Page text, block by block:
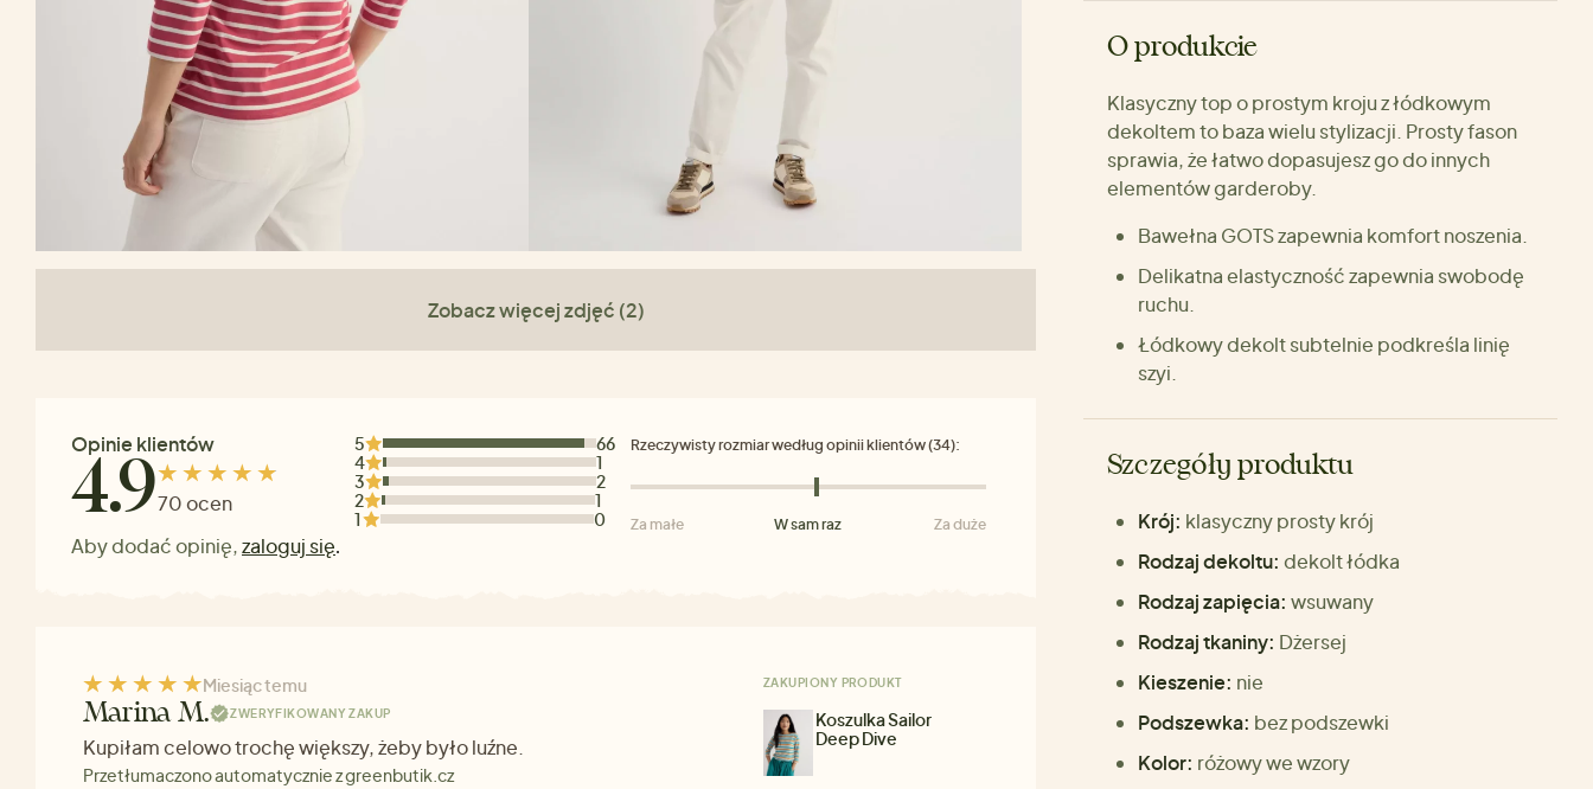
Zobacz więcej zdjęć (2)
Opinie klientów
4.970 ocen
Aby dodać opinię,zaloguj się.
5
66
4
1
3
2
2
1
1
0
Rzeczywisty rozmiar według opinii klientów (34):
Za małe W sam raz Za duże
Miesiąc temu
Marina M. ZWERYFIKOWANY ZAKUP
Kupiłam celowo trochę większy, żeby było luźne.
Przetłumaczono automatycznie z greenbutik.cz
ZAKUPIONY PRODUKT
Koszulka Sailor
Deep Dive
O produkcie
Klasyczny top o prostym kroju z łódkowym
dekoltem to baza wielu stylizacji. Prosty fason
sprawia, że łatwo dopasujesz go do innych
elementów garderoby.
Bawełna GOTS zapewnia komfort noszenia.
Delikatna elastyczność zapewnia swobodę
ruchu.
Łódkowy dekolt subtelnie podkreśla linię
szyi.
Szczegóły produktu
Krój: klasyczny prosty krój
Rodzaj dekoltu: dekolt łódka
Rodzaj zapięcia: wsuwany
Rodzaj tkaniny: Dżersej
Kieszenie: nie
Podszewka: bez podszewki
Kolor: różowy we wzory